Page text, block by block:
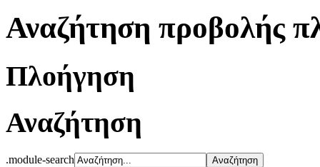
Αναζήτηση προβολής
Πλοήγηση
Αναζήτηση
.module-search